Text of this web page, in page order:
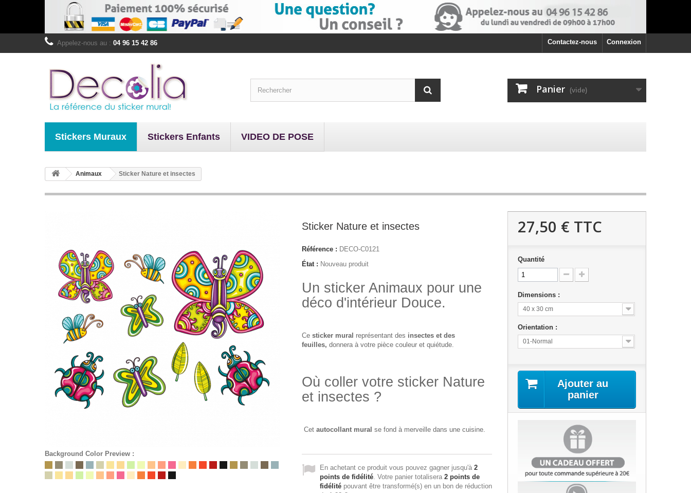
Connexion
Contactez-nous
Appelez-nous au : 04 96 15 42 86
Panier (vide)
Stickers Muraux Stickers Enfants VIDEO DE POSE
Animaux Sticker Nature et insectes
Background Color Preview :
Sticker Nature et insectes
Référence : DECO-C0121
État : Nouveau produit
Un sticker Animaux pour une
déco d'intérieur Douce.
Ce sticker mural représentant des insectes et des
feuilles, donnera à votre pièce couleur et quiétude.
Où coller votre sticker Nature
et insectes ?
Cet autocollant mural se fond à merveille dans une cuisine.
En achetant ce produit vous pouvez gagner jusqu'à 2
points de fidélité. Votre panier totalisera 2 points de
fidélité pouvant être transformé(s) en un bon de réduction
27,50 € TTC
Quantité
Dimensions :
40 x 30 cm
Orientation :
01-Normal
Ajouter au
panier